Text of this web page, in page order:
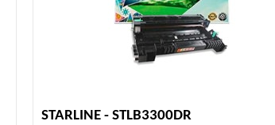
STARLINE - STLB3300DR